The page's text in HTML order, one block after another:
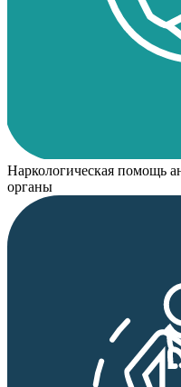
Наркологическая помощь
органы